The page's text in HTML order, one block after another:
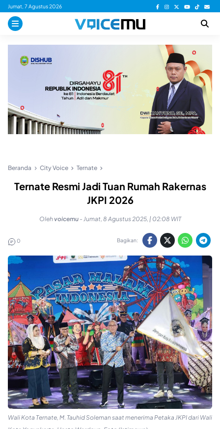
Skip
content
Jumat, 7 Agustus 2026
Beranda City Voice Ternate
Ternate Resmi Jadi Tuan Rumah Rakernas
JKPI 2026
Oleh voicemu - Jumat, 8 Agustus 2025, | 02:08 WIT
0 Bagikan:
Wali Kota Ternate, M. Tauhid Soleman saat menerima Petaka JKPI dari Wali